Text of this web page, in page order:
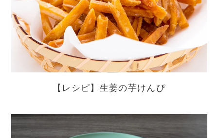
【レシピ】生姜の芋けんぴ